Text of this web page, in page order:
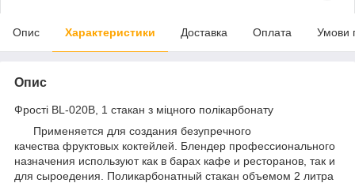
Опис Характеристики Доставка Оплата Умови
Опис
Фрості BL-020B, 1 стакан з міцного полікарбонату
Применяется для создания безупречного
качества фруктовых коктейлей. Блендер профессионального
назначения используют как в барах кафе и ресторанов, так и
для сыроедения. Поликарбонатный стакан объемом 2 литра